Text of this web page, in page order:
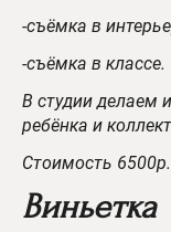
-съёмка в
-съёмка в классе.
В студии делаем
ребёнка и
Стоимость 6500р.
Виньетка​​​​​​​